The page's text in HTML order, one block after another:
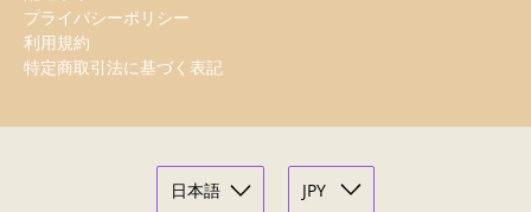
プライバシーポリシー
利用規約
特定商取引法に基づく表記